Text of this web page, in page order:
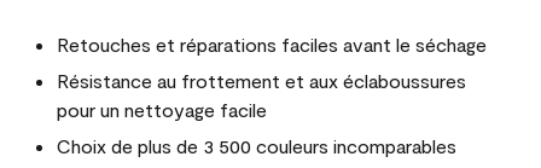
Retouches et réparations faciles avant le séchage
Résistance au frottement et aux éclaboussures
pour un nettoyage facile
Choix de plus de 3 500 couleurs incomparables